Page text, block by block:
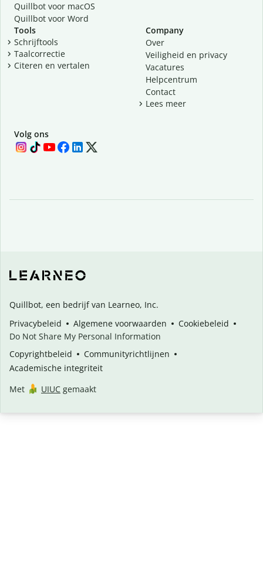
Quillbot voor macOS
Quillbot voor Word
Tools
Schrijftools
Taalcorrectie
Citeren en vertalen
Company
Over
Veiligheid en privacy
Vacatures
Helpcentrum
Contact
Lees meer
Volg ons
Quillbot, een bedrijf van Learneo, Inc.
Privacybeleid
Algemene voorwaarden
Cookiebeleid
Do Not Share My Personal Information
Copyrightbeleid
Communityrichtlijnen
Academische integriteit
Met
UIUC gemaakt